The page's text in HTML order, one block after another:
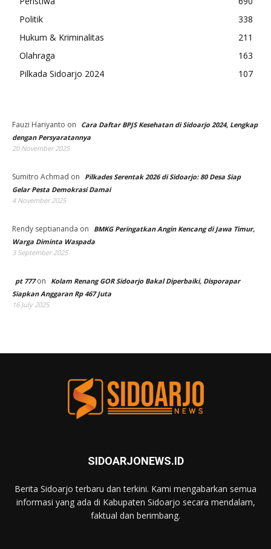
Politik
338
Hukum & Kriminalitas
211
Olahraga
163
Pilkada Sidoarjo 2024
107
Fauzi Hariyanto on
Cara Daftar BPJS Kesehatan di Sidoarjo 2024, Lengkap
dengan Persyaratannya
20 November 2025
Sumitro Achmad on
Pilkades Serentak 2026 di Sidoarjo: 80 Desa Siap
Gelar Pesta Demokrasi Damai
4 November 2025
Rendy septiananda on
BMKG Peringatkan Angin Kencang di Jawa Timur,
Warga Diminta Waspada
3 September 2025
pt 777on
Kolam Renang GOR Sidoarjo Bakal Diperbaiki, Disporapar
Siapkan Anggaran Rp 467 Juta
16 July 2025
SIDOARJONEWS.ID
Berita Sidoarjo terbaru dan terkini. Kami mengabarkan semua
informasi yang ada di Kabupaten Sidoarjo secara mendalam,
faktual dan berimbang.